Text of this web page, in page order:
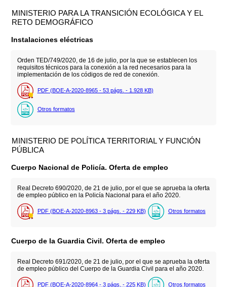
MINISTERIO PARA LA TRANSICIÓN ECOLÓGICA Y EL
RETO DEMOGRÁFICO
Instalaciones eléctricas
Orden TED/749/2020, de 16 de julio, por la que se establecen los
requisitos técnicos para la conexión a la red necesarios para la
implementación de los códigos de red de conexión.
PDF (BOE-A-2020-8965 - 53 págs. - 1.928 KB)
Otros formatos
MINISTERIO DE POLÍTICA TERRITORIAL Y FUNCIÓN
PÚBLICA
Cuerpo Nacional de Policía. Oferta de empleo
Real Decreto 690/2020, de 21 de julio, por el que se aprueba la oferta
de empleo público en la Policía Nacional para el año 2020.
PDF (BOE-A-2020-8963 - 3 págs. - 229 KB) Otros formatos
Cuerpo de la Guardia Civil. Oferta de empleo
Real Decreto 691/2020, de 21 de julio, por el que se aprueba la oferta
de empleo público del Cuerpo de la Guardia Civil para el año 2020.
PDF (BOE-A-2020-8964 - 3 págs. - 225 KB) Otros formatos